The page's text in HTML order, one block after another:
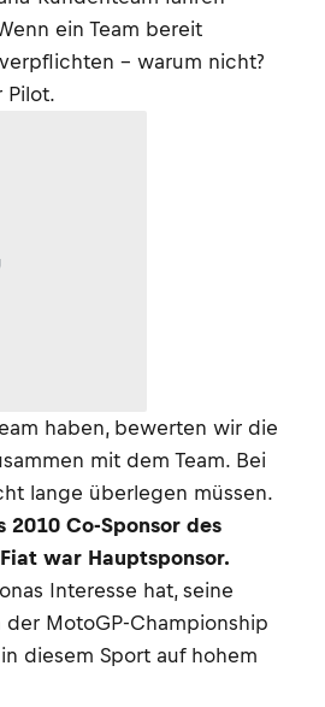
ein Team bereit
– warum nicht?
Pilot.
haben, bewerten wir die
mit dem Team. Bei
lange überlegen müssen.
2010 Co-Sponsor des
war Hauptsponsor.
Interesse hat, seine
MotoGP-Championship
diesem Sport auf hohem